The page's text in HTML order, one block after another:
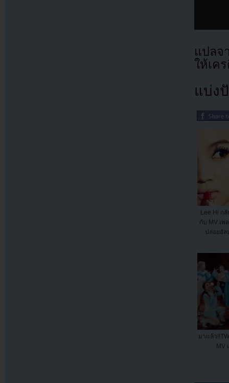
แปล
ให้เค
แบ่ง
Lee Hi ก
กับ MV เพล
ปล่อยอัล
มาแล้ว
MV